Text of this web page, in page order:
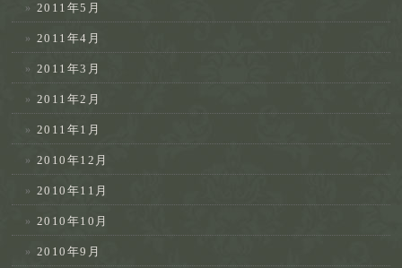
2011年5月
2011年4月
2011年3月
2011年2月
2011年1月
2010年12月
2010年11月
2010年10月
2010年9月